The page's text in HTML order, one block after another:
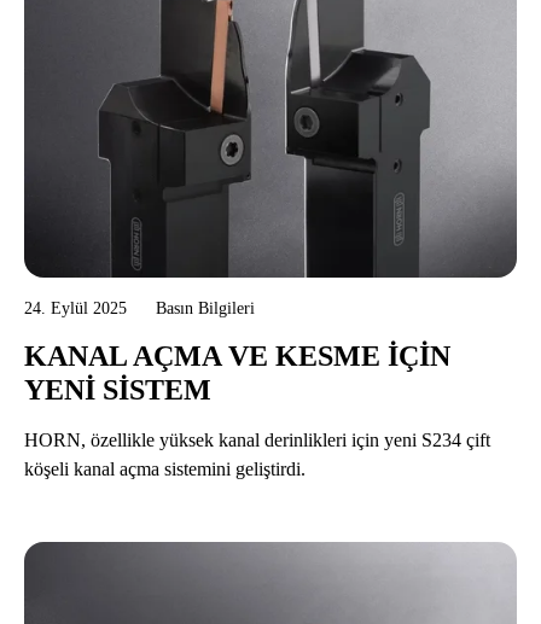
24. Eylül 2025 Basın Bilgileri
KANAL AÇMA VE KESME IÇIN
YENI SISTEM
HORN, özellikle yüksek kanal derinlikleri için yeni S234 çift
köşeli kanal açma sistemini geliştirdi.